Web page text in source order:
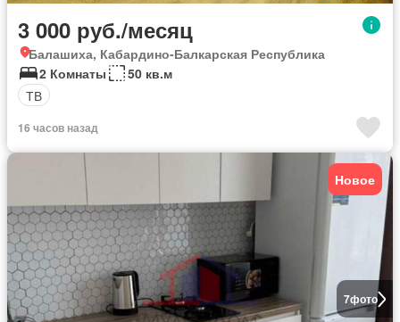
3 000 руб./месяц
Балашиха, Кабардино-Балкарская Республика
2 Комнаты
50 кв.м
ТВ
16 часов назад
7фото
Новое